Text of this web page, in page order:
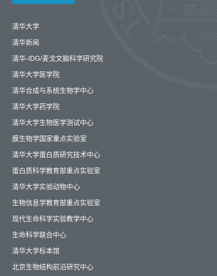
清华大学
清华新闻
清华-IDG/麦戈文脑科学研究院
清华大学医学院
清华合成与系统生物学中心
清华大学药学院
清华大学生物医学测试中心
膜生物学国家重点实验室
清华大学蛋白质研究技术中心
蛋白质科学教育部重点实验室
清华大学实验动物中心
生物信息学教育部重点实验室
现代生命科学实验教学中心
生命科学联合中心
清华大学标本馆
北京生物结构前沿研究中心